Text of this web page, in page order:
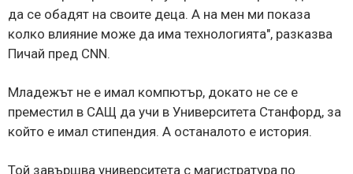
да се обадят на своите деца. А на мен ми показа
колко влияние може да има технологията", разказва
Пичай пред CNN.
Младежът не е имал компютър, докато не се е
преместил в САЩ да учи в Университета Станфорд, за
който е имал стипендия. А останалото е история.
Той завършва университета с магистратура по